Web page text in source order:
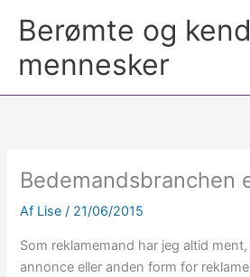
Berømte og
mennesker
Bedemandsbranchen
Af Lise/ 21/06/2015
Som reklamemand har jeg altid
annonce eller anden form for